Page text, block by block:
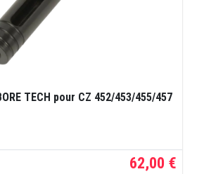
TECH pour CZ 452/453/455/457
62,00 €